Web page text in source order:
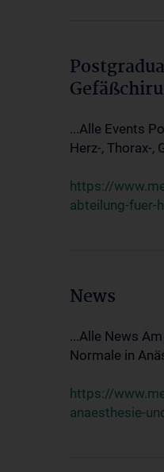
...Alle Events
Herz-, Thorax-
https://
abteilung-fuer-
News
...Alle News
Normale in
https://
anaesthesie-